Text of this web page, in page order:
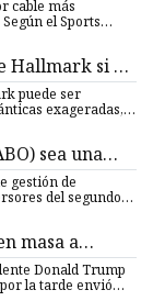
cable más
Hallmark si no
exageradas,
sea una
gestión de
del segundo
masa a
de la
estelar
Donald Trump
la tarde envió